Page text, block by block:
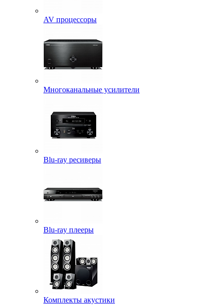
AV процессоры
Многоканальные усилители
Blu-ray ресиверы
Blu-ray плееры
Комплекты акустики